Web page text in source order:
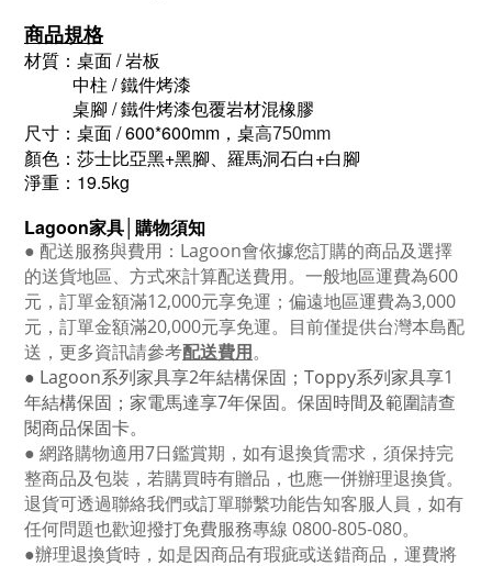
商品規格
材質： 桌面 / 岩板
中柱 / 鐵件烤漆
桌腳 / 鐵件烤漆包覆岩材混橡膠
尺寸： 桌面 / 600*600mm，桌高750mm
顏色：莎士比亞黑+黑腳、羅馬洞石白+白腳
淨重：19.5kg
Lagoon家具│購物須知
● 配送服務與費用： Lagoon會依據您訂購的商品及選擇
的送貨地區、方式來計算配送費用。一般地區運費為600
元，訂單金額滿12,000元享免運；偏遠地區運費為3,000
元，訂單金額滿20,000元享免運。目前僅提供台灣本島配
送，更多資訊請參考配送費用。
● Lagoon系列家具享2年結構保固； Toppy系列家具享1
年結構保固；家電馬達享7年保固。保固時間及範圍請查
閱商品保固卡。
● 網路購物適用7日鑑賞期，如有退換貨需求，須保持完
整商品及包裝，若購買時有贈品，也應一併辦理退換貨。
退貨可透過聯絡我們或訂單聯繫功能告知客服人員，如有
任何問題也歡迎撥打免費服務專線 0800-805-080。
●辦理退換貨時，如是因商品有瑕疵或送錯商品，運費將